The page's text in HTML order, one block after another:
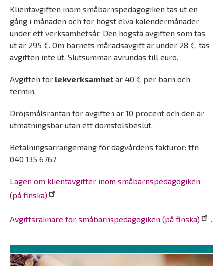
Klientavgiften inom småbarnspedagogiken tas ut en
gång i månaden och för högst elva kalendermånader
under ett verksamhetsår. Den högsta avgiften som tas
ut är 295 €. Om barnets månadsavgift är under 28 €, tas
avgiften inte ut. Slutsumman avrundas till euro.
Avgiften för lekverksamhet är 40 € per barn och
termin.
Dröjsmålsräntan för avgiften är 10 procent och den är
utmätningsbar utan ett domstolsbeslut.
Betalningsarrangemang för dagvårdens fakturor: tfn
040 135 6767
Lagen om klientavgifter inom småbarnspedagogiken
(på finska)
Avgiftsräknare för småbarnspedagogiken (på finska) .